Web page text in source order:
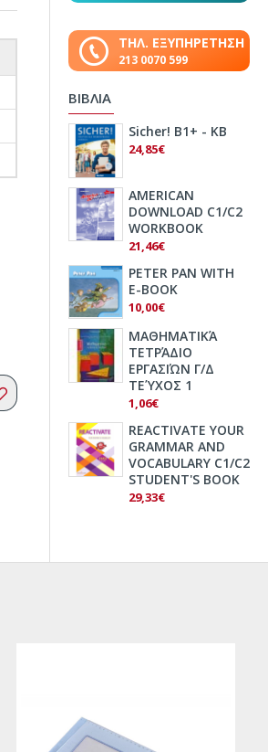
ΤΗΛ. ΕΞΥΠΗΡΕΤΗΣΗ
213 0070 599
ΒΙΒΛΙΑ
Sicher! B1+ - KB
24,85€
AMERICAN
DOWNLOAD C1/C2
WORKBOOK
21,46€
PETER PAN WITH
E-BOOK
10,00€
ΜΑΘΗΜΑΤΙΚΆ
ΤΕΤΡΆΔΙΟ
ΕΡΓΑΣΙΏΝ Γ/Δ
ΤΕΎΧΟΣ 1
1,06€
REACTIVATE YOUR
GRAMMAR AND
VOCABULARY C1/C2
STUDENT'S BOOK
29,33€